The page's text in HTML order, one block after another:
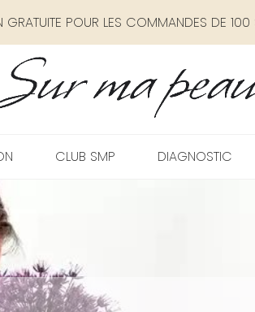
GRATUITE POUR LES COMMANDES DE 100
CLUB SMP DIAGNOSTIC